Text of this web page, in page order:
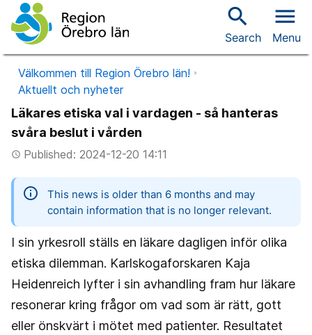
search
Search
menu
Menu
Välkommen till Region Örebro län!
Aktuellt och nyheter
Läkares etiska val i vardagen - så hanteras
svåra beslut i vården
access_timePublished: 2024-12-20 14:11
information
This news is older than 6 months and may
contain information that is no longer relevant.
I sin yrkesroll ställs en läkare dagligen inför olika
etiska dilemman. Karlskogaforskaren Kaja
Heidenreich lyfter i sin avhandling fram hur läkare
resonerar kring frågor om vad som är rätt, gott
eller önskvärt i mötet med patienter. Resultatet